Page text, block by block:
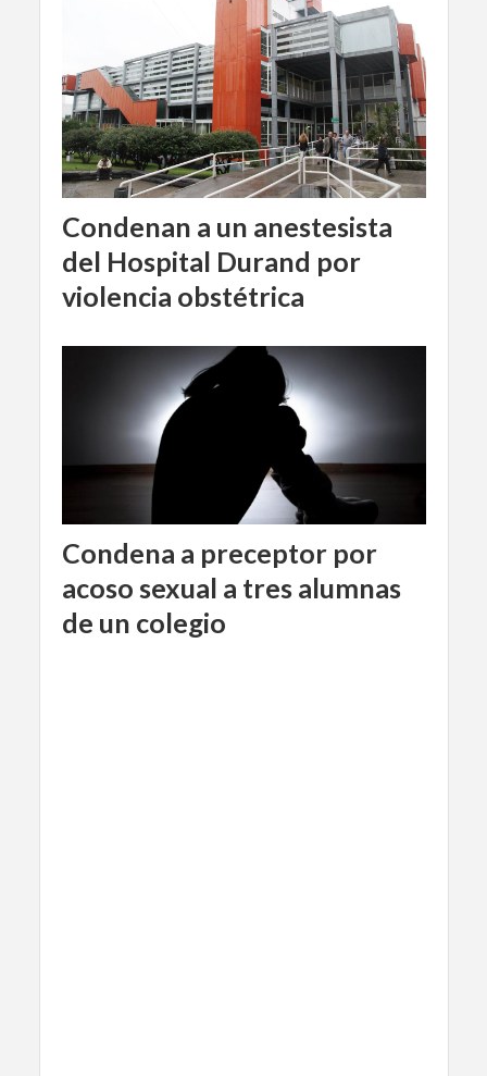
Condenan a un anestesista
del Hospital Durand por
violencia obstétrica
Condena a preceptor por
acoso sexual a tres alumnas
de un colegio